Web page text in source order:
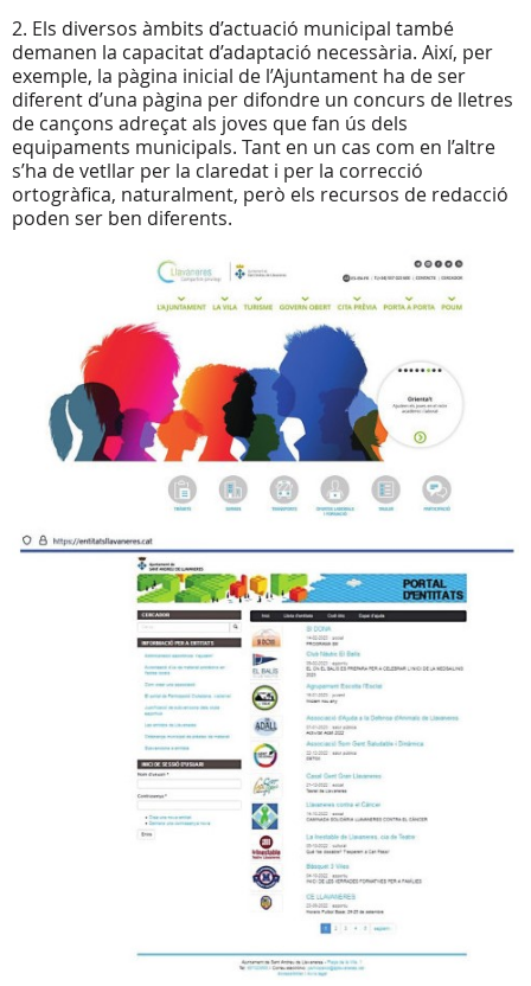
2. Els diversos àmbits d’actuació municipal també
demanen la capacitat d’adaptació necessària. Així, per
exemple, la pàgina inicial de l’Ajuntament ha de ser
diferent d’una pàgina per difondre un concurs de lletres
de cançons adreçat als joves que fan ús dels
equipaments municipals. Tant en un cas com en l’altre
s’ha de vetllar per la claredat i per la correcció
ortogràfica, naturalment, però els recursos de redacció
poden ser ben diferents.